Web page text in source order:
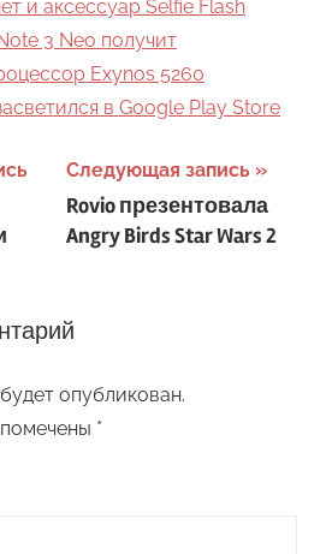
и аксессуар Selfie Flash
3 Neo получит
Exynos 5260
в Google Play Store
Следующая запись
Rovio презентовала
Angry Birds Star Wars 2
опубликован.
*